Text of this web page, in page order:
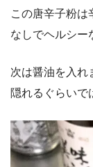
この唐辛子粉は
なしでヘルシー
次は醤油を入れ
隠れるぐらいで